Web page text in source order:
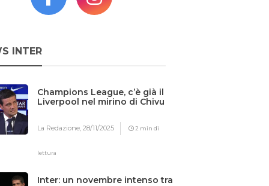
INTER
Champions League, c’è già il
Liverpool nel mirino di Chivu
La Redazione,28/11/2025 2 min di
lettura
Inter: un novembre intenso tra